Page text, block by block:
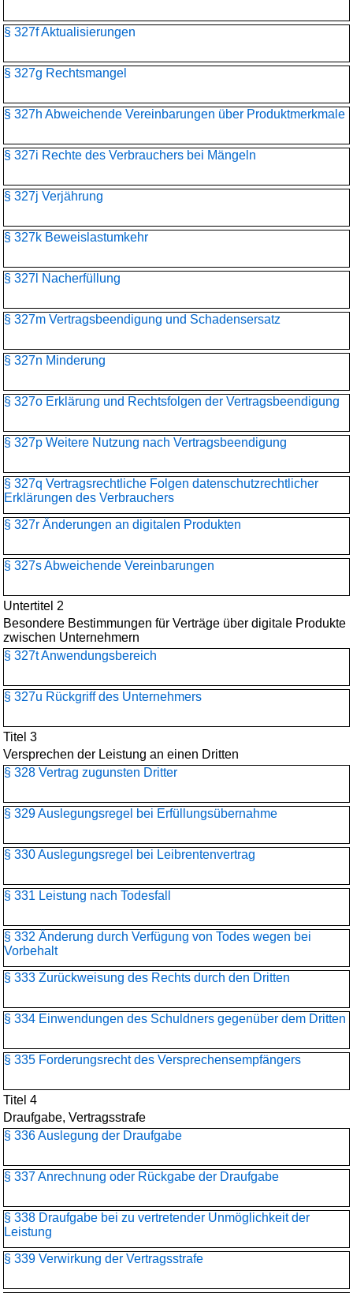
§ 327f Aktualisierungen
§ 327g Rechtsmangel
§ 327h Abweichende Vereinbarungen über Produktmerkmale
§ 327i Rechte des Verbrauchers bei Mängeln
§ 327j Verjährung
§ 327k Beweislastumkehr
§ 327l Nacherfüllung
§ 327m Vertragsbeendigung und Schadensersatz
§ 327n Minderung
§ 327o Erklärung und Rechtsfolgen der Vertragsbeendigung
§ 327p Weitere Nutzung nach Vertragsbeendigung
§ 327q Vertragsrechtliche Folgen datenschutzrechtlicher
Erklärungen des Verbrauchers
§ 327r Änderungen an digitalen Produkten
§ 327s Abweichende Vereinbarungen
Untertitel 2
Besondere Bestimmungen für Verträge über digitale Produkte
zwischen Unternehmern
§ 327t Anwendungsbereich
§ 327u Rückgriff des Unternehmers
Titel 3
Versprechen der Leistung an einen Dritten
§ 328 Vertrag zugunsten Dritter
§ 329 Auslegungsregel bei Erfüllungsübernahme
§ 330 Auslegungsregel bei Leibrentenvertrag
§ 331 Leistung nach Todesfall
§ 332 Änderung durch Verfügung von Todes wegen bei
Vorbehalt
§ 333 Zurückweisung des Rechts durch den Dritten
§ 334 Einwendungen des Schuldners gegenüber dem Dritten
§ 335 Forderungsrecht des Versprechensempfängers
Titel 4
Draufgabe, Vertragsstrafe
§ 336 Auslegung der Draufgabe
§ 337 Anrechnung oder Rückgabe der Draufgabe
§ 338 Draufgabe bei zu vertretender Unmöglichkeit der
Leistung
§ 339 Verwirkung der Vertragsstrafe